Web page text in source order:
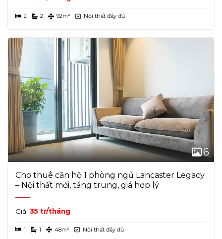
2 2 92m² Nội thất đầy đủ
6
Cho thuê căn hộ 1 phòng ngủ Lancaster Legacy
– Nội thất mới, tầng trung, giá hợp lý
Giá: 35 tr/tháng
1 1 48m² Nội thất đầy đủ